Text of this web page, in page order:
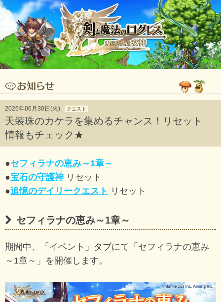
2026年06月30日(火) クエスト
天装珠のカケラを集めるチャンス！リセット
情報もチェック★
●セフィラナの恵み～1章～
●宝石の守護神 リセット
●追憶のデイリークエスト リセット
セフィラナの恵み～1章～
期間中、「イベント」タブにて「セフィラナの恵み
～1章～」を開催します。